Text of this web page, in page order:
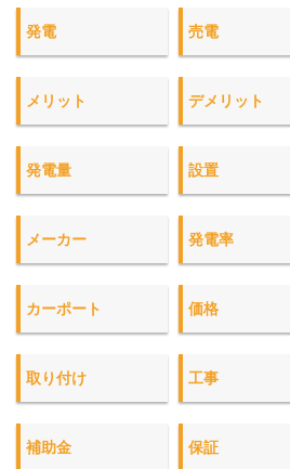
発電 売電
メリット デメリット
発電量 設置
メーカー 発電率
カーポート 価格
取り付け 工事
補助金 保証